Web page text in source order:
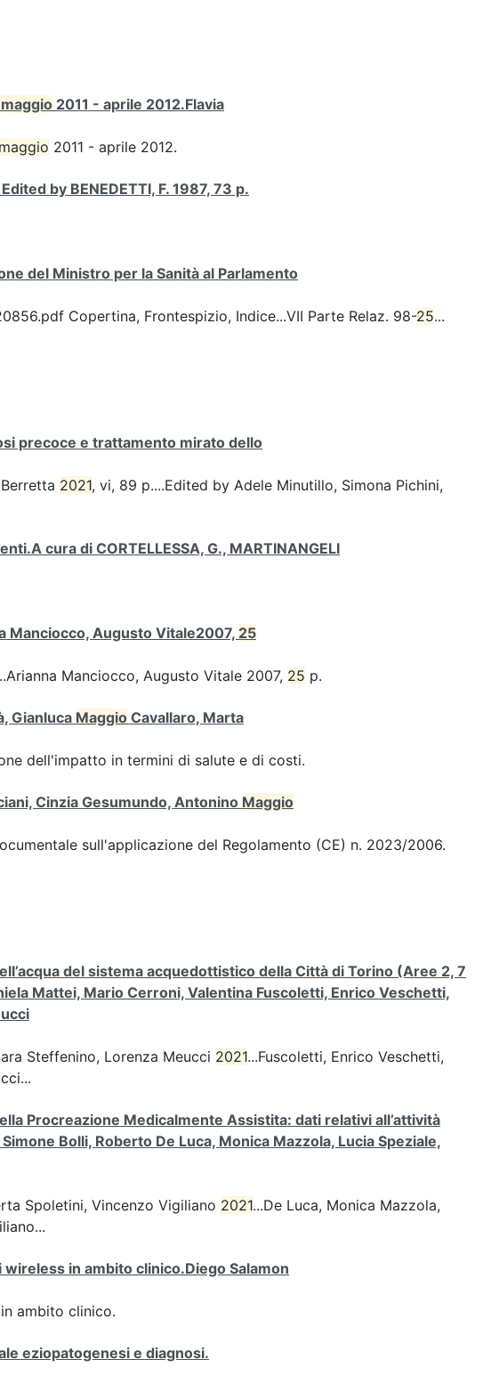
maggio 2011 - aprile 2012.Flavia
maggio 2011 - aprile 2012.
by BENEDETTI, F. 1987, 73 p.
del Ministro per la Sanità al Parlamento
Copertina, Frontespizio, Indice...VII Parte Relaz. 98-25...
precoce e trattamento mirato dello
2021, vi, 89 p....Edited by Adele Minutillo, Simona Pichini,
cura di CORTELLESSA, G., MARTINANGELI
Augusto Vitale2007, 25
Manciocco, Augusto Vitale 2007, 25 p.
Gianluca Maggio Cavallaro, Marta
dell'impatto in termini di salute e di costi.
Cinzia Gesumundo, Antonino Maggio
sull'applicazione del Regolamento (CE) n. 2023/2006.
del sistema acquedottistico della Città di Torino (Aree 2, 7
Mattei, Mario Cerroni, Valentina Fuscoletti, Enrico Veschetti,
Steffenino, Lorenza Meucci 2021...Fuscoletti, Enrico Veschetti,
Procreazione Medicalmente Assistita: dati relativi all’attività
Bolli, Roberto De Luca, Monica Mazzola, Lucia Speziale,
Spoletini, Vincenzo Vigiliano 2021...De Luca, Monica Mazzola,
in ambito clinico.Diego Salamon
ambito clinico.
eziopatogenesi e diagnosi.